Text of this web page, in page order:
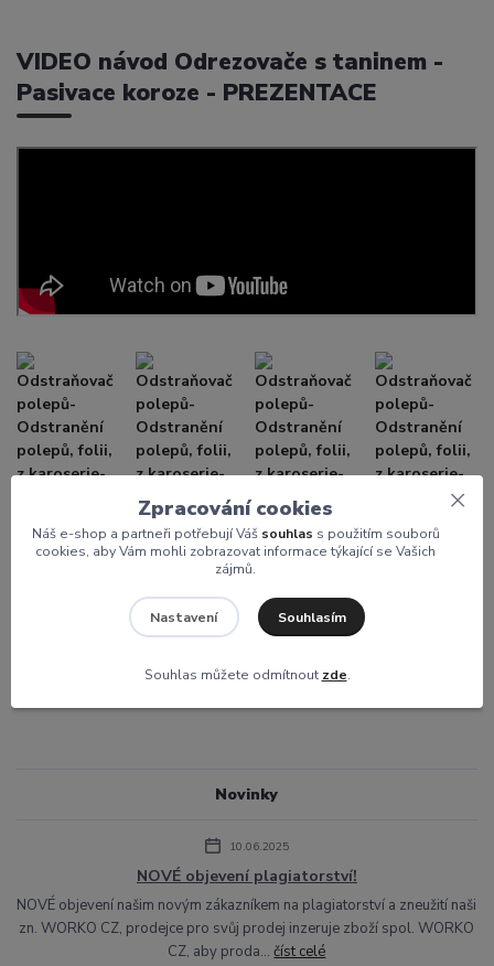
Novinky
10.06.2025
NOVÉ objevení plagiatorství!
NOVÉ objevení našim novým zákazníkem na plagiatorství a zneužití naši
zn. WORKO CZ, prodejce pro svůj prodej inzeruje zboží spol. WORKO
CZ, aby proda...číst celé
VIDEO návod Odrezovače s taninem -
Pasivace koroze - PREZENTACE
Zpracování cookies
Náš e-shop a partneři potřebují Váš souhlas s použitím souborů
cookies, aby Vám mohli zobrazovat informace týkající se Vašich
zájmů.
Nastavení Souhlasím
Souhlas můžete odmítnout zde.